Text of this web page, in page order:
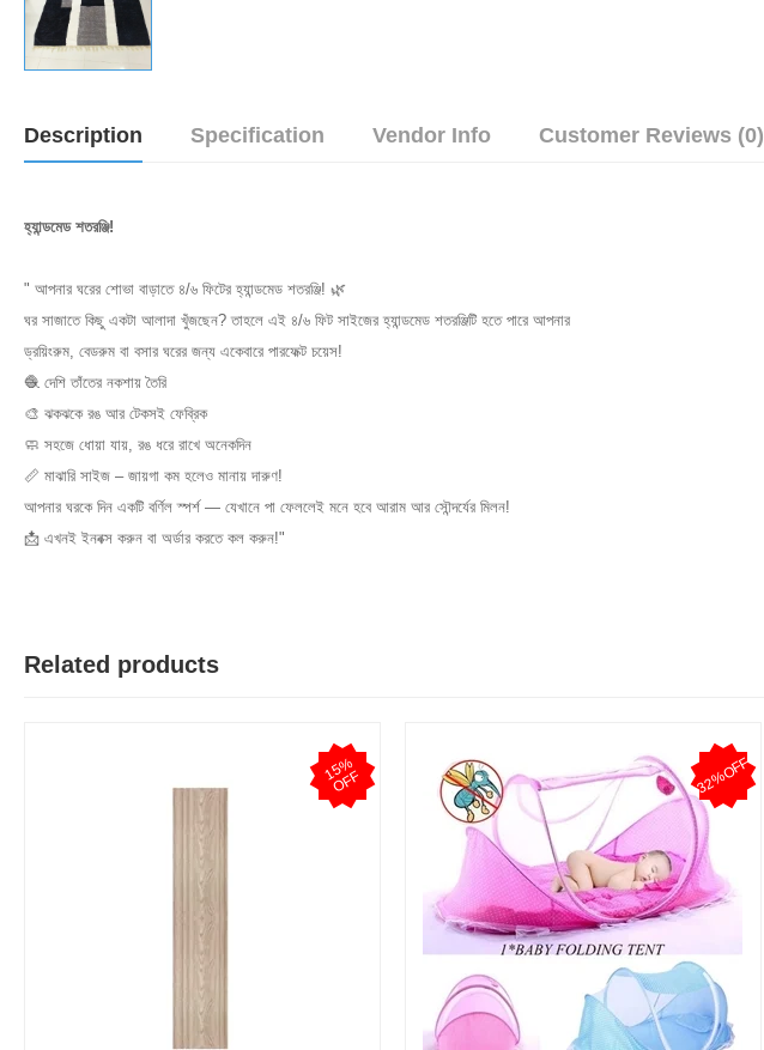
Description Specification Vendor Info Customer Reviews (0)
হ্যান্ডমেড শতরঞ্জি!
" আপনার ঘরের শোভা বাড়াতে ৪/৬ ফিটের হ্যান্ডমেড শতরঞ্জি! 🌿
ঘর সাজাতে কিছু একটা আলাদা খুঁজছেন? তাহলে এই ৪/৬ ফিট সাইজের হ্যান্ডমেড শতরঞ্জিটি হতে পারে আপনার
ড্রয়িংরুম, বেডরুম বা বসার ঘরের জন্য একেবারে পারফেক্ট চয়েস!
🧶 দেশি তাঁতের নকশায় তৈরি
🎨 ঝকঝকে রঙ আর টেকসই ফেব্রিক
🧼 সহজে ধোয়া যায়, রঙ ধরে রাখে অনেকদিন
📏 মাঝারি সাইজ – জায়গা কম হলেও মানায় দারুণ!
আপনার ঘরকে দিন একটি বর্ণিল স্পর্শ — যেখানে পা ফেললেই মনে হবে আরাম আর সৌন্দর্যের মিলন!
📩 এখনই ইনবক্স করুন বা অর্ডার করতে কল করুন!"
Related products
1
5
%
O
F
F 32%OFF